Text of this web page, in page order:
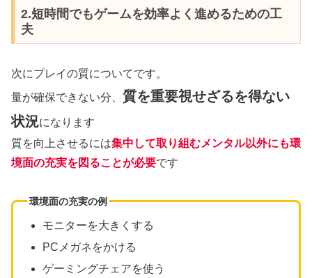
2.短時間でもゲームを効率よく進めるための工
夫
次にプレイの質についてです。
量が確保できない分、 質を重要視せざるを得ない
状況になります
質を向上させるには集中して取り組むメンタル以外にも環
境面の充実を図ることが必要です
環境面の充実の例
モニターを大きくする
PCメガネをかける
ゲーミングチェアを使う